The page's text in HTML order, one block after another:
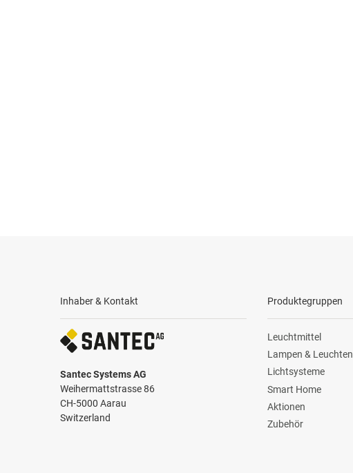
Inhaber & Kontakt
Santec Systems AG
Weihermattstrasse 86
CH-5000 Aarau
Switzerland
Produktegruppen
Leuchtmittel
Lampen & Leuchten
Lichtsysteme
Smart Home
Aktionen
Zubehör